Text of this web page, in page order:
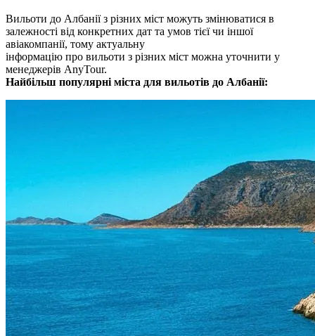
Вильоти до Албанії з різних міст можуть змінюватися в
залежності від конкретних дат та умов тієї чи іншої
авіакомпанії, тому актуальну
інформацію про вильоти з різних міст можна уточнити у
менеджерів AnyTour.
Найбільш популярні міста для вильотів до Албанії: